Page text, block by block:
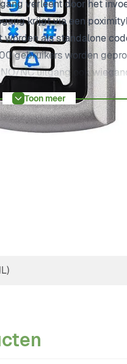
verleent door het
krijgt via een
als standalone
gebruikers worden
NC uitgang ook
LED-verlichting en is
Toon meer